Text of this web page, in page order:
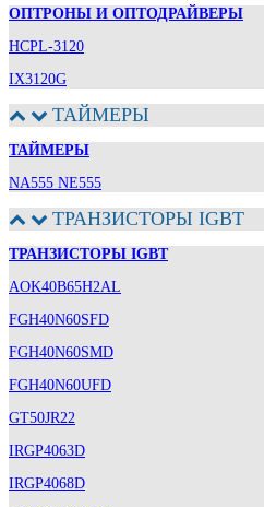
ОПТРОНЫ И ОПТОДРАЙВЕРЫ
HCPL-3120
IX3120G
ТАЙМЕРЫ
ТАЙМЕРЫ
NA555 NE555
ТРАНЗИСТОРЫ IGBT
ТРАНЗИСТОРЫ IGBT
AOK40B65H2AL
FGH40N60SFD
FGH40N60SMD
FGH40N60UFD
GT50JR22
IRGP4063D
IRGP4068D